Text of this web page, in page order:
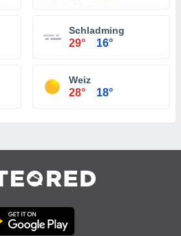
Schladming
29° 16°
Weiz
28° 18°